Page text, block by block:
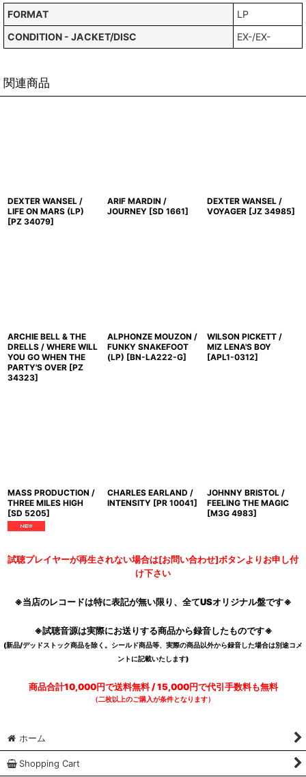
FORMAT
LP
CONDITION - JACKET/DISC
EX-/EX-
関連商品
DEXTER WANSEL /
LIFE ON MARS (LP)
[PZ 34079]
ARIF MARDIN /
JOURNEY [SD 1661]
DEXTER WANSEL /
VOYAGER [JZ 34985]
ARCHIE BELL & THE
DRELLS / WHERE WILL
YOU GO WHEN THE
PARTY'S OVER [PZ
34323]
ALPHONZE MOUZON /
FUNKY SNAKEFOOT
(LP) [BN-LA222-G]
WILSON PICKETT /
MIZ LENA'S BOY
[APL1-0312]
MASS PRODUCTION /
THREE MILES HIGH
[SD 5205]
CHARLES EARLAND /
INTENSITY [PR 10041]
JOHNNY BRISTOL /
FEELING THE MAGIC
[M3G 4983]
試聴プレイヤーが再生されない場合は[お問い合わせ]ボタンよりお申し付
け下さい
※当店のレコードは特に表記が無い限り、全てUSオリジナル盤です※
※試聴音源は実際にお送りする商品から録音したものです※
(新品/デッドストック商品を除く。シールド商品等、実際の商品以外から録音した場合は別途コメ
ントに記載いたします)
商品合計10,000円で送料無料 / 15,000円で代引手数料も無料
（二枚以上のご購入が条件となります）
ホーム
Shopping Cart